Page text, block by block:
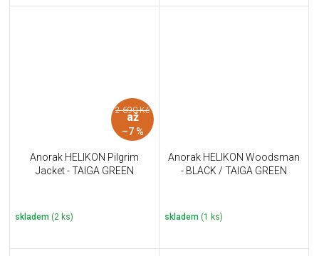
2 690 Kč
až
–7 %
Anorak HELIKON Pilgrim
Jacket - TAIGA GREEN
skladem (2 ks)
Anorak HELIKON Woodsman
- BLACK / TAIGA GREEN
skladem (1 ks)